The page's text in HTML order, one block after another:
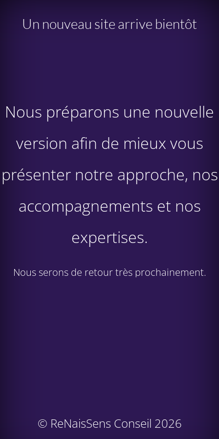
Un nouveau site arrive bientôt
Nous préparons une nouvelle
version afin de mieux vous
présenter notre approche, nos
accompagnements et nos
expertises.
Nous serons de retour très prochainement.
© ReNaisSens Conseil 2026